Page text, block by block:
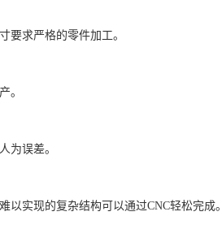
要求严格的零件加工。
。
为误差。
实现的复杂结构可以通过CNC轻松完成。